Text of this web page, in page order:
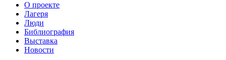
О проекте
Лагеря
Люди
Библиография
Выставка
Новости